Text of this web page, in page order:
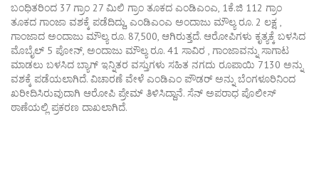
ಬಂಧಿತರಿಂದ 37 ಗ್ರಾಂ 27 ಮಿಲಿ ಗ್ರಾಂ ತೂಕದ ಎಂಡಿಎಂಎ, 1ಕೆ.ಜಿ 112 ಗ್ರಾಂ
ತೂಕದ ಗಾಂಜಾ ವಶಕ್ಕೆ ಪಡೆದಿದ್ದು, ಎಂಡಿಎಂಎ ಅಂದಾಜು ಮೌಲ್ಯ ರೂ. 2 ಲಕ್ಷ ,
ಗಾಂಜಾದ ಅಂದಾಜು ಮೌಲ್ಯ ರೂ. 87,500, ಆಗಿರುತ್ತದೆ. ಆರೋಪಿಗಳು ಕೃತ್ಯಕ್ಕೆ ಬಳಸಿದ
ಮೊಬೈಲ್‌ 5 ಪೋನ್‌, ಅಂದಾಜು ಮೌಲ್ಯ ರೂ. 41 ಸಾವಿರ , ಗಾಂಜಾವನ್ನು ಸಾಗಾಟ
ಮಾಡಲು ಬಳಸಿದ ಬ್ಯಾಗ್‌ ಇನ್ನಿತರ ವಸ್ತುಗಳು ಸಹಿತ ನಗದು ರೂಪಾಯಿ 7130 ಅನ್ನು
ವಶಕ್ಕೆ ಪಡೆಯಲಾಗಿದೆ. ವಿಚಾರಣೆ ವೇಳೆ ಎಂಡಿಎಂ ಪೌಡರ್‌ ಅನ್ನು ಬೆಂಗಳೂರಿನಿಂದ
ಖರೀದಿಸಿರುವುದಾಗಿ ಆರೋಪಿ ಪ್ರೇಮ್‌ ತಿಳಿಸಿದ್ದಾನೆ. ಸೆನ್‌ ಅಪರಾಧ ಪೊಲೀಸ್‌
ಠಾಣೆಯಲ್ಲಿ ಪ್ರಕರಣ ದಾಖಲಾಗಿದೆ.